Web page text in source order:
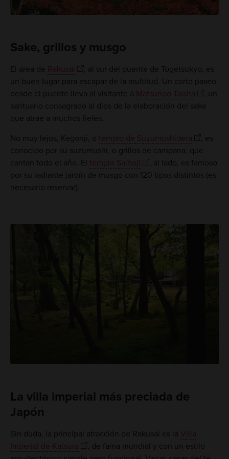
Sake, grillos y musgo
El área de ​​​​​​​ Rakusai
, al sur del puente de Togetsukyo, es
un buen lugar para escapar de la multitud. Un corto paseo
desde el puente lleva al visitante a Matsunoo Taisha
, un
santuario consagrado al dios de la elaboración del sake
que atrae a muchos fieles.
No muy lejos, Kegonji, o templo de Suzumushidera
, es
conocido por su suzumushi, o grillos de campana, que
cantan todo el año. El templo Saihoji
, al lado, es famoso
por su radiante jardín de musgo con 120 tipos distintos (es
necesario reservar).
La villa imperial más preciada de
Japón
Sin duda, la principal atracción de Rakusai es la Villa
Imperial de Katsura
, de fama mundial y con un estilo